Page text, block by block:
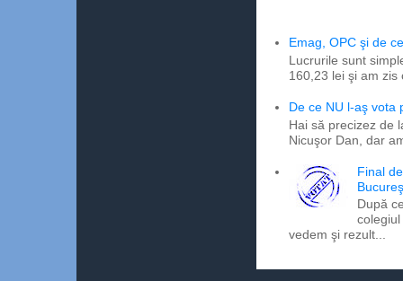
Emag, OPC şi de
Lucrurile sunt
160,23 lei şi am
De ce NU l-aş vota
Hai să precizez de
Nicuşor Dan, dar
Final
După
vedem şi rezult...